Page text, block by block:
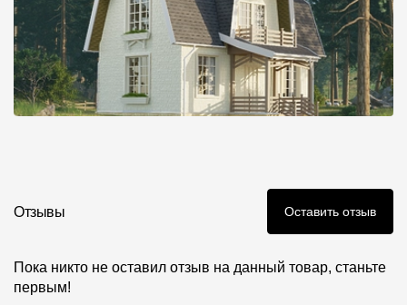
Отзывы Оставить отзыв
Пока никто не оставил отзыв на данный товар, станьте
первым!